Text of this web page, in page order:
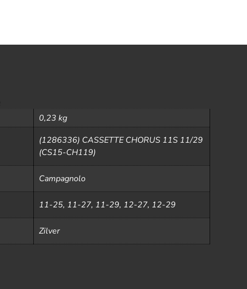
0,23 kg
(1286336) CASSETTE CHORUS 11S 11/29
(CS15-CH119)
Campagnolo
11-25, 11-27, 11-29, 12-27, 12-29
Zilver